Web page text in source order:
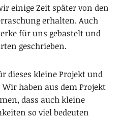
einige Zeit später von den
erhalten. Auch
für uns gebastelt und
geschrieben.
dieses kleine Projekt und
haben aus dem Projekt
dass auch kleine
so viel bedeuten